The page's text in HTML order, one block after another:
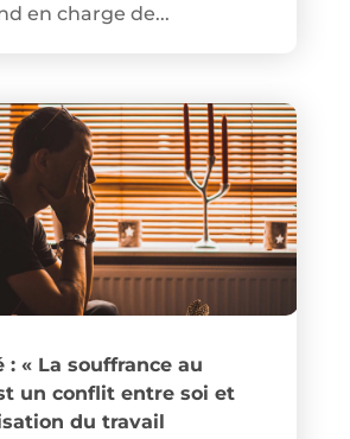
en charge de...
: « La souffrance au
un conflit entre soi et
du travail